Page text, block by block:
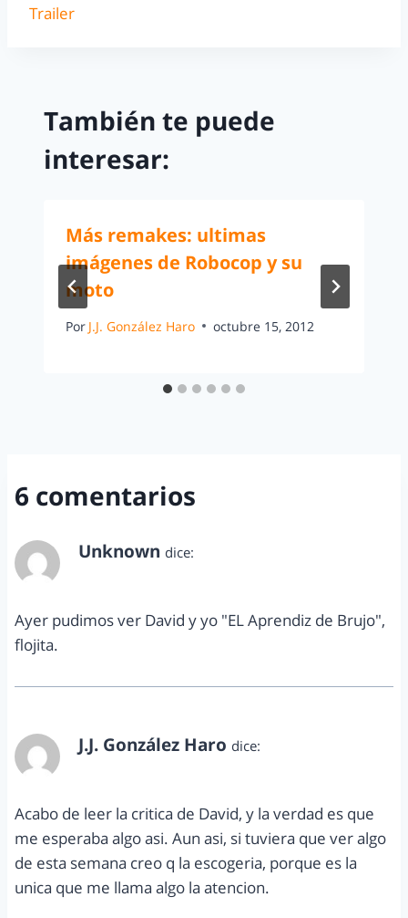
Trailer
También te puede
interesar:
Más remakes: ultimas
imágenes de Robocop y su
moto
Por J.J. González Haro octubre 15, 2012
6 comentarios
Unknown dice:
Ayer pudimos ver David y yo "EL Aprendiz de Brujo",
flojita.
J.J. González Haro dice:
Acabo de leer la critica de David, y la verdad es que
me esperaba algo asi. Aun asi, si tuviera que ver algo
de esta semana creo q la escogeria, porque es la
unica que me llama algo la atencion.